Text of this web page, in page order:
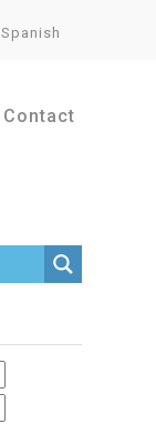
Spanish
Contact